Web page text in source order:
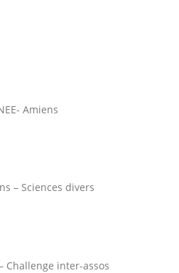
Amiens
– Sciences divers
Challenge inter-assos